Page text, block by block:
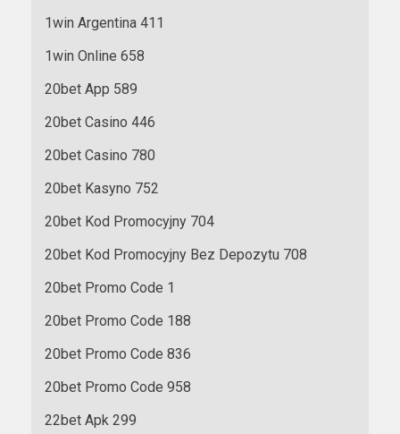
1win Argentina 411
1win Online 658
20bet App 589
20bet Casino 446
20bet Casino 780
20bet Kasyno 752
20bet Kod Promocyjny 704
20bet Kod Promocyjny Bez Depozytu 708
20bet Promo Code 1
20bet Promo Code 188
20bet Promo Code 836
20bet Promo Code 958
22bet Apk 299